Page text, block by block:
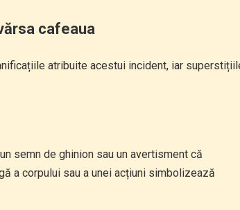
cafeaua
atribuite acestui incident, iar
semn de ghinion sau un avertisment că
a corpului sau a unei acțiuni simbolizează